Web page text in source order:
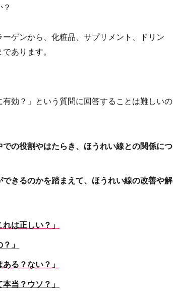
ーゲンから、化粧品、サプリメント、ドリン
あります。
効？」という質問に回答することは難しいの
の役割やはたらき、ほうれい線との関係につ
きるのかを踏まえて、ほうれい線の改善や解
は正しい？」
」
る？ない？」
当？ウソ？」